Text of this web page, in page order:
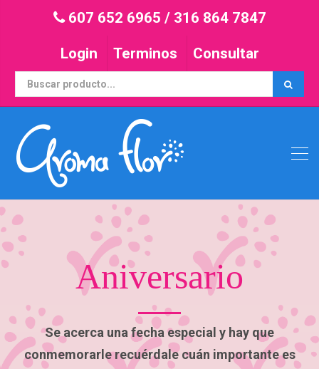
607 652 6965 / 316 864 7847
Login Terminos Consultar
Aniversario
Se acerca una fecha especial y hay que
conmemorarle recuérdale cuán importante es